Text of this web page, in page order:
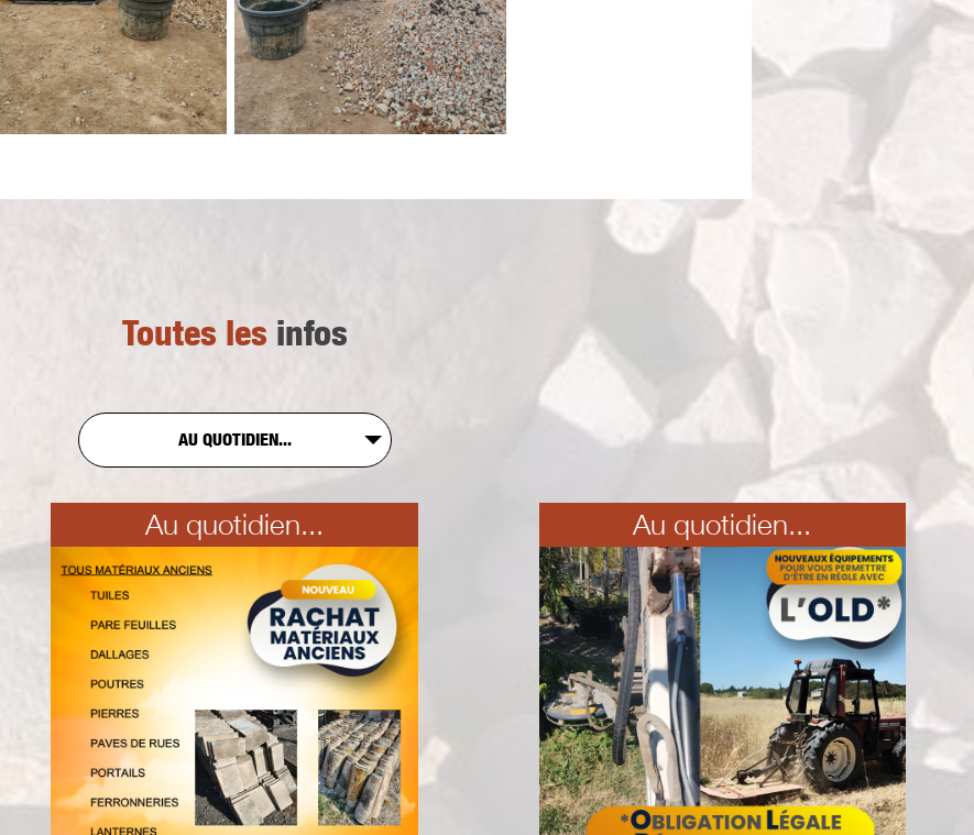
Toutes les infos
AU QUOTIDIEN...
Au quotidien... Au quotidien...